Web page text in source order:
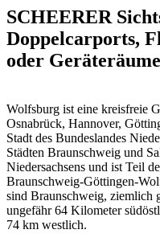
SCHEERER
Doppelcarports,
oder
Wolfsburg ist eine kreisfreie
Osnabrück, Hannover,
Stadt des Bundeslandes
Städten Braunschweig und
Niedersachsens und ist Teil
Braunschweig-Göttingen-
sind Braunschweig, ziemlich
ungefähr 64 Kilometer
74 km westlich.